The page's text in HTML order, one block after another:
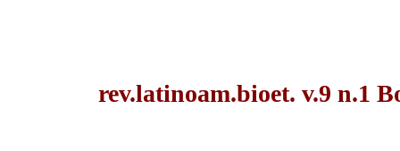
rev.latinoam.bioet. v.9 n.1